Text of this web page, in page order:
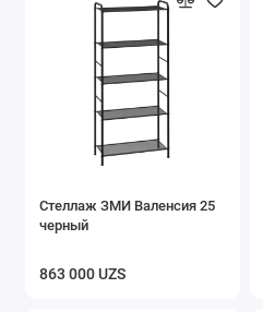
Стеллаж ЗМИ Валенсия 25
черный
863 000 UZS